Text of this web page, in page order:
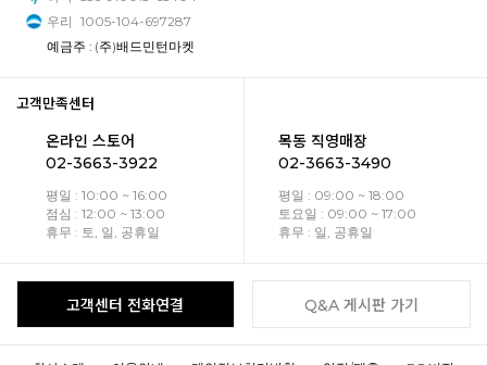
우리 1005-104-697287
예금주 : (주)배드민턴마켓
고객만족센터
온라인 스토어
02-3663-3922
평일 : 10:00 ~ 16:00
점심 : 12:00 ~ 13:00
휴무 : 토, 일, 공휴일
목동 직영매장
02-3663-3490
평일 : 09:00 ~ 18:00
토요일 : 09:00 ~ 17:00
휴무 : 일, 공휴일
고객센터 전화연결 Q&A 게시판 가기